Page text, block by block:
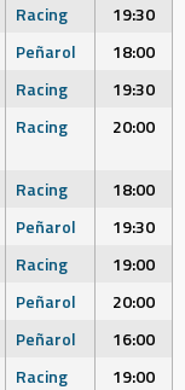
Racing
19:30
Peñarol
18:00
Racing
19:30
Racing 20:00
Racing
18:00
Peñarol
19:30
Racing
19:00
Peñarol
20:00
Peñarol
16:00
Racing 19:00